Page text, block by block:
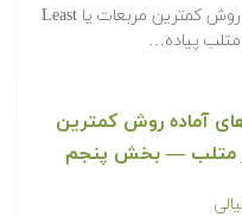
‫در ادامه کدها و برنامه های آماده روش کمترین مربعات یا Least
های آماده روش کمترین